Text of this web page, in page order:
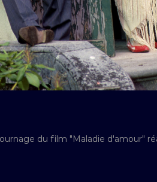
du film "Maladie d'amour"